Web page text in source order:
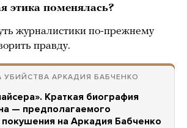
этика поменялась?
журналистики по-прежнему
правду.
УБИЙСТВА АРКАДИЯ БАБЧЕНКО
Краткая биография
— предполагаемого
покушения на Аркадия Бабченко